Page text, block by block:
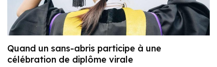
Quand un sans-abris participe à une
célébration de diplôme virale